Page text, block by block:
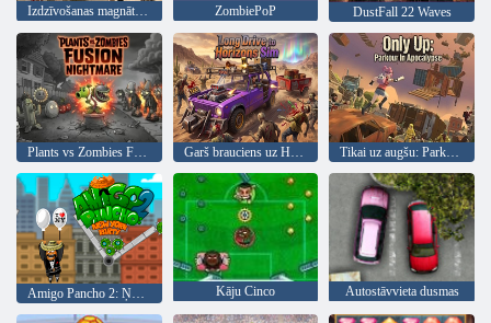
Izdzīvošanas magnāta zombiju pilsēta ZombiePoP DustFall 22 Waves
Plants vs Zombies Fusion Nightmare Garš brauciens uz Horizons Sim Tikai uz augšu: Parkour In Apocalypse
Kāju Cinco Autostāvvieta dusmas